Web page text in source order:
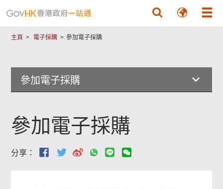
主頁 電子採購 參加電子採購
參加電子採購
參加電子採購
分享：